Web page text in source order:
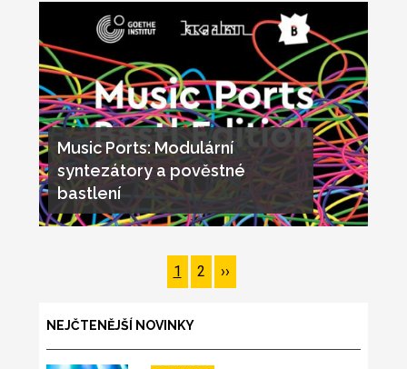
Music Ports: Modulární
syntezátory a pověstné
bastlení
Pagination
Page
1 Page
2
Následující
stránka
››
NEJČTENĚJŠÍ NOVINKY